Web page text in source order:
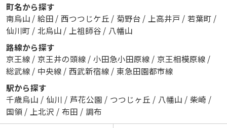
町名から探す
南烏山 / 給田 / 西つつじケ丘 / 菊野台 / 上高井戸 / 若葉町 /
仙川町 / 北烏山 / 上祖師谷 / 八幡山
路線から探す
京王線 / 京王井の頭線 / 小田急小田原線 / 京王相模原線 /
総武線 / 中央線 / 西武新宿線 / 東急田園都市線
駅から探す
千歳烏山 / 仙川 / 芦花公園 / つつじヶ丘 / 八幡山 / 柴崎 /
国領 / 上北沢 / 布田 / 調布